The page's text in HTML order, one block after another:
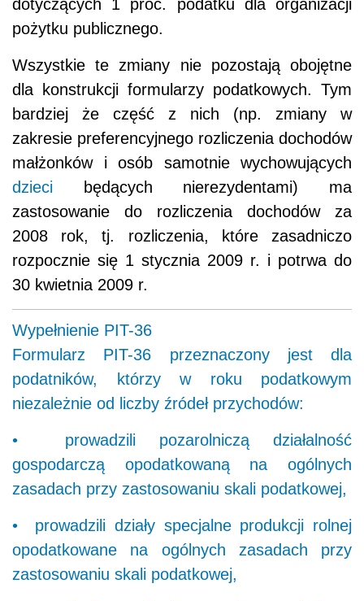
dotyczących 1 proc. podatku dla organizacji
pożytku publicznego.
Wszystkie te zmiany nie pozostają obojętne
dla konstrukcji formularzy podatkowych. Tym
bardziej że część z nich (np. zmiany w
zakresie preferencyjnego rozliczenia dochodów
małżonków i osób samotnie wychowujących
dzieci będących nierezydentami) ma
zastosowanie do rozliczenia dochodów za
2008 rok, tj. rozliczenia, które zasadniczo
rozpocznie się 1 stycznia 2009 r. i potrwa do
30 kwietnia 2009 r.
Wypełnienie PIT-36
Formularz PIT-36 przeznaczony jest dla
podatników, którzy w roku podatkowym
niezależnie od liczby źródeł przychodów:
• prowadzili pozarolniczą działalność
gospodarczą opodatkowaną na ogólnych
zasadach przy zastosowaniu skali podatkowej,
• prowadzili działy specjalne produkcji rolnej
opodatkowane na ogólnych zasadach przy
zastosowaniu skali podatkowej,